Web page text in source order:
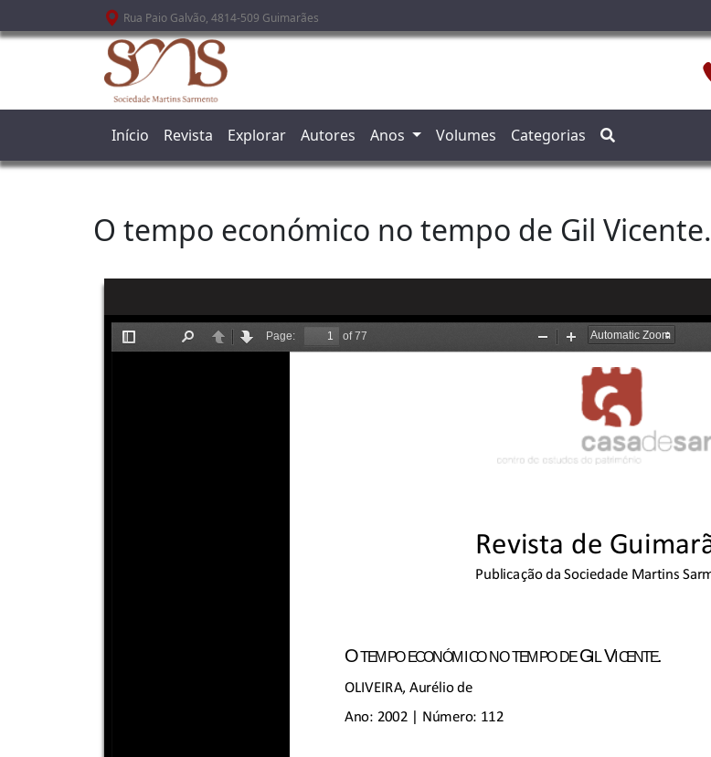
Passar para o conteúdo principal
Rua Paio Galvão, 4814-509 Guimarães
Início Revista Explorar Autores Anos Volumes Categorias
O tempo económico no tempo de Gil Vicente.